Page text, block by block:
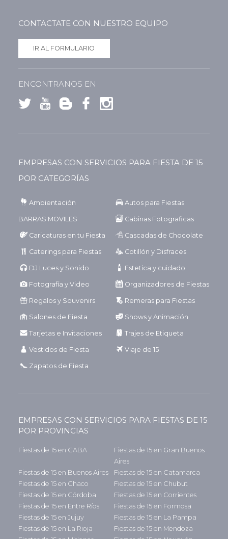
CONTACTATE CON NUESTRO EQUIPO
IR AL FORMULARIO
ENCONTRANOS EN
EMPRESAS CON SERVICIOS PARA FIESTA DE 15
POR CATEGORÍAS
Ambientación Autos para Fiestas
BARRAS MOVILES Cabinas Fotograficas
Caricaturas en tu Fiesta Cascadas de Chocolate
Caterings para Fiestas Cotillón y Disfraces
DJ Luces y Sonido Estetica y cuidado
Fotografía y Video Organizadores de Fiestas
Regalos y Souvenirs Remeras para Fiestas
Salones de Fiesta Shows y Animación
Tarjetas e Invitaciones Trajes de Etiqueta
Vestidos de Fiesta Viaje de 15
Zapatos de Fiesta
EMPRESAS CON SERVICIOS PARA FIESTAS DE 15
POR PROVINCIAS
Fiestas de 15 en CABA
Fiestas de 15 en Gran Buenos
Aires
Fiestas de 15 en Buenos Aires
Fiestas de 15 en Catamarca
Fiestas de 15 en Chaco
Fiestas de 15 en Chubut
Fiestas de 15 en Córdoba
Fiestas de 15 en Corrientes
Fiestas de 15 en Entre Ríos
Fiestas de 15 en Formosa
Fiestas de 15 en Jujuy
Fiestas de 15 en La Pampa
Fiestas de 15 en La Rioja
Fiestas de 15 en Mendoza